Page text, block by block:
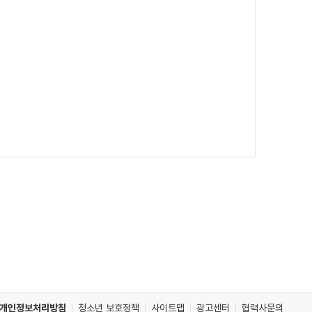
개인정보처리방침 청소년 보호정책 사이트맵 광고센터 협력사문의